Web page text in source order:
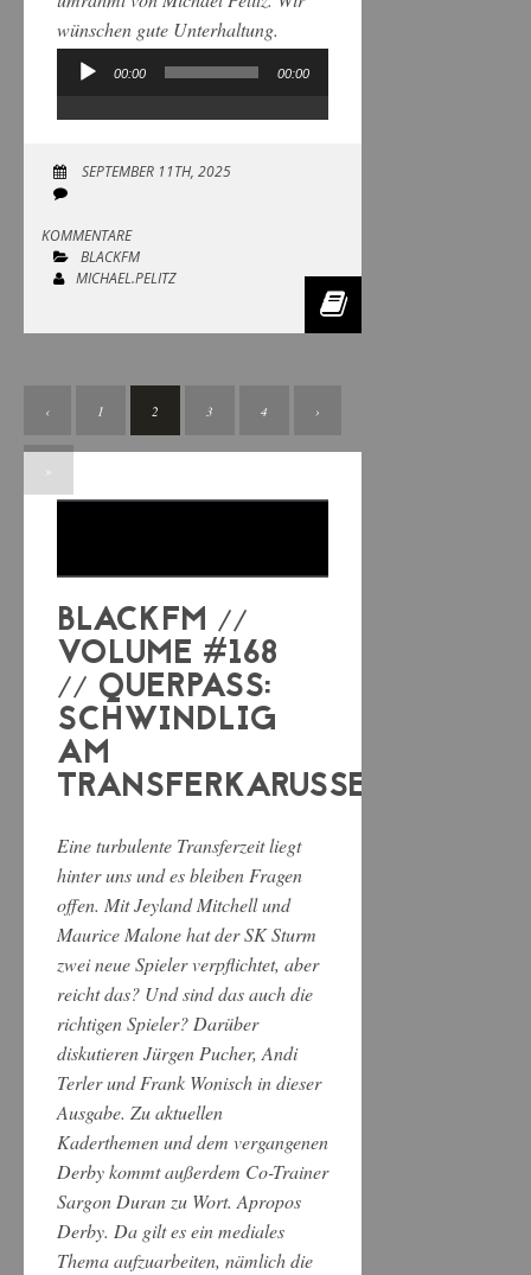
wünschen gute Unterhaltung.
Audio-
00:00 00:00
SEPTEMBER 11TH, 2025
KOMMENTARE
BLACKFM
MICHAEL.PELITZ
‹ 1 2 3 4 ›
»
BLACKFM //
VOLUME #168
// QUERPASS:
SCHWINDLIG
AM
TRANSFERKARUSSELL
Eine turbulente Transferzeit liegt
hinter uns und es bleiben Fragen
offen. Mit Jeyland Mitchell und
Maurice Malone hat der SK Sturm
zwei neue Spieler verpflichtet, aber
reicht das? Und sind das auch die
richtigen Spieler? Darüber
diskutieren Jürgen Pucher, Andi
Terler und Frank Wonisch in dieser
Ausgabe. Zu aktuellen
Kaderthemen und dem vergangenen
Derby kommt außerdem Co-Trainer
Sargon Duran zu Wort. Apropos
Derby. Da gilt es ein mediales
Thema aufzuarbeiten, nämlich die